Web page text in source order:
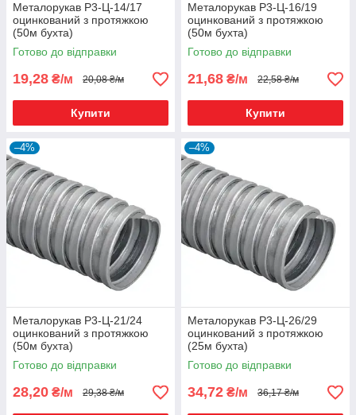
Металорукав Р3-Ц-14/17
оцинкований з протяжкою
(50м бухта)
Готово до відправки
19,28 ₴/м 20,08 ₴/м
Купити
Металорукав Р3-Ц-16/19
оцинкований з протяжкою
(50м бухта)
Готово до відправки
21,68 ₴/м 22,58 ₴/м
Купити
–4%
Металорукав Р3-Ц-21/24
оцинкований з протяжкою
(50м бухта)
Готово до відправки
28,20 ₴/м 29,38 ₴/м
–4%
Металорукав Р3-Ц-26/29
оцинкований з протяжкою
(25м бухта)
Готово до відправки
34,72 ₴/м 36,17 ₴/м